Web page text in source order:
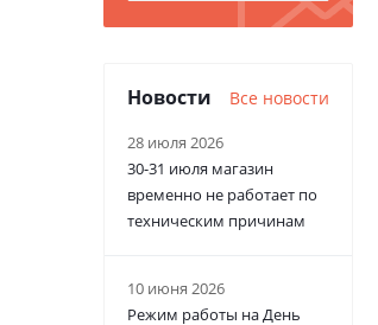
Новости Все новости
28 июля 2026
30-31 июля магазин
временно не работает по
техническим причинам
10 июня 2026
Режим работы на День